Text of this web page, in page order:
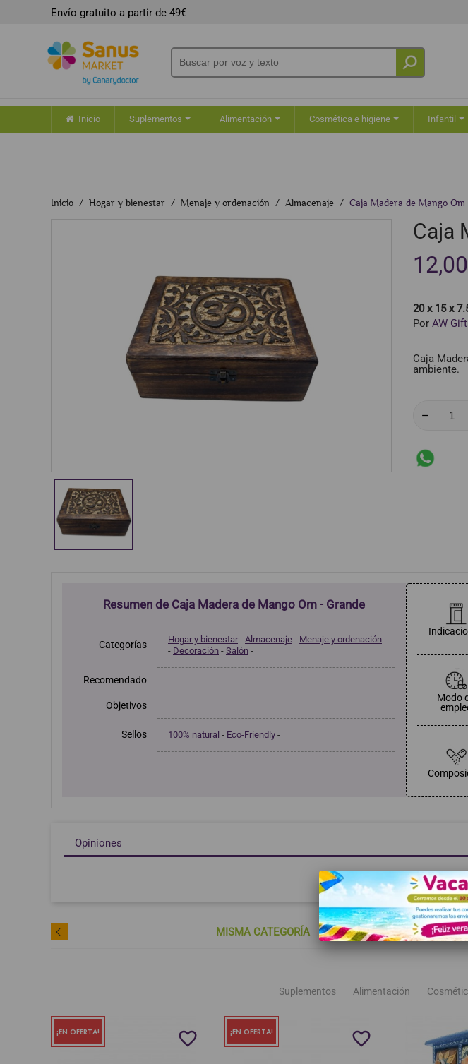
Envío gratuito a partir de 49€
Inicio Suplementos Alimentación Cosmética e higiene Infantil
Inicio Hogar y bienestar Menaje y ordenación Almacenaje Caja Madera de Mango
Caja
20 x 15 x
Por AW
Caja
ambiente.
Resumen de Caja Madera de Mango Om - Grande
Categorías Hogar y bienestar - Almacenaje - Menaje y ordenación
- Decoración - Salón -
Recomendado
Objetivos
Sellos 100% natural - Eco-Friendly -
Modo
Opiniones
Haga clic aquí
MISMA CATEGORÍA RECOMENDADOS
Suplementos Alimentación
¡EN OFERTA! favorite_border ¡EN OFERTA! favorite_border
.